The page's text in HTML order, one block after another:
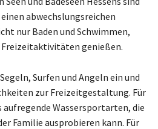
abwechslungsreichen
nur Baden und Schwimmen,
Freizeitaktivitäten genießen.
Surfen und Angeln ein und
zur Freizeitgestaltung. Für
Wassersportarten, die
Familie ausprobieren kann. Für